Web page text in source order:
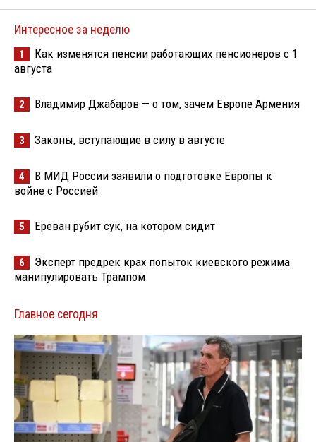
Интересное за неделю
1
Как изменятся пенсии работающих пенсионеров с 1
августа
2 Владимир Джабаров — о том, зачем Европе Армения
3 Законы, вступающие в силу в августе
4
В МИД России заявили о подготовке Европы к
войне с Россией
5 Ереван рубит сук, на котором сидит
6
Эксперт предрек крах попыток киевского режима
манипулировать Трампом
Главное сегодня